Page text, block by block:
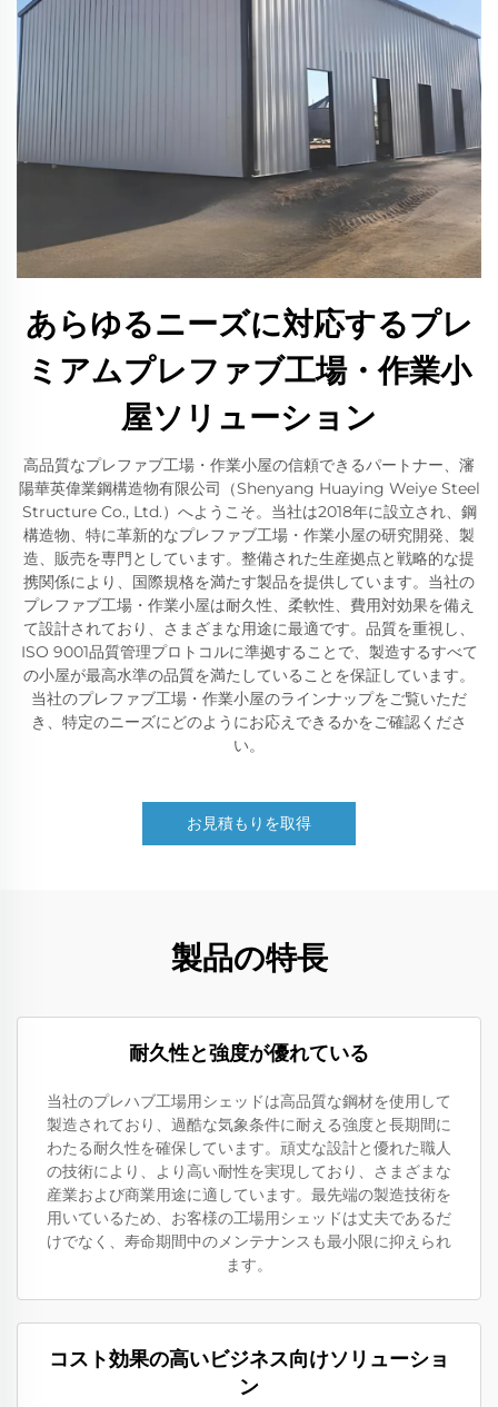
あらゆるニーズに対応するプレ
ミアムプレファブ工場・作業小
屋ソリューション
高品質なプレファブ工場・作業小屋の信頼できるパートナー、瀋
陽華英偉業鋼構造物有限公司（Shenyang Huaying Weiye Steel
Structure Co., Ltd.）へようこそ。当社は2018年に設立され、鋼
構造物、特に革新的なプレファブ工場・作業小屋の研究開発、製
造、販売を専門としています。整備された生産拠点と戦略的な提
携関係により、国際規格を満たす製品を提供しています。当社の
プレファブ工場・作業小屋は耐久性、柔軟性、費用対効果を備え
て設計されており、さまざまな用途に最適です。品質を重視し、
ISO 9001品質管理プロトコルに準拠することで、製造するすべて
の小屋が最高水準の品質を満たしていることを保証しています。
当社のプレファブ工場・作業小屋のラインナップをご覧いただ
き、特定のニーズにどのようにお応えできるかをご確認くださ
い。
お見積もりを取得
製品の特長
耐久性と強度が優れている
当社のプレハブ工場用シェッドは高品質な鋼材を使用して
製造されており、過酷な気象条件に耐える強度と長期間に
わたる耐久性を確保しています。頑丈な設計と優れた職人
の技術により、より高い耐性を実現しており、さまざまな
産業および商業用途に適しています。最先端の製造技術を
用いているため、お客様の工場用シェッドは丈夫であるだ
けでなく、寿命期間中のメンテナンスも最小限に抑えられ
ます。
コスト効果の高いビジネス向けソリューショ
ン